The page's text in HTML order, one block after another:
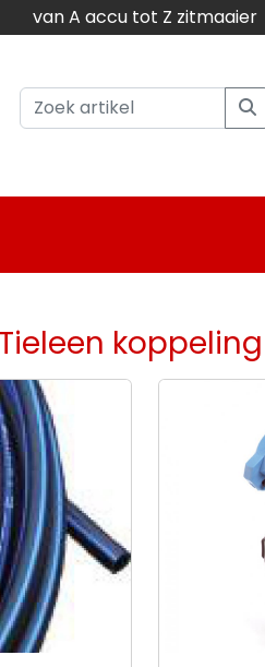
van A accu tot Z zitmaaier